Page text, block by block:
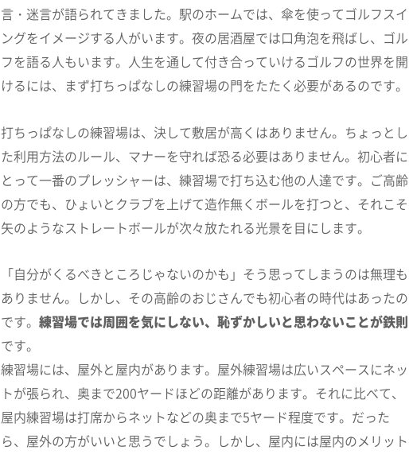
言・迷言が語られてきました。駅のホームでは、傘を使ってゴルフスイ
ングをイメージする人がいます。夜の居酒屋では口角泡を飛ばし、ゴル
フを語る人もいます。人生を通して付き合っていけるゴルフの世界を開
けるには、まず打ちっぱなしの練習場の門をたたく必要があるのです。
打ちっぱなしの練習場は、決して敷居が高くはありません。ちょっとし
た利用方法のルール、マナーを守れば恐る必要はありません。初心者に
とって一番のプレッシャーは、練習場で打ち込む他の人達です。ご高齢
の方でも、ひょいとクラブを上げて造作無くボールを打つと、それこそ
矢のようなストレートボールが次々放たれる光景を目にします。
「自分がくるべきところじゃないのかも」そう思ってしまうのは無理も
ありません。しかし、その高齢のおじさんでも初心者の時代はあったの
です。 練習場では周囲を気にしない、恥ずかしいと思わないことが鉄則
です。
練習場には、屋外と屋内があります。屋外練習場は広いスペースにネッ
トが張られ、奥まで200ヤードほどの距離があります。それに比べて、
屋内練習場は打席からネットなどの奥まで5ヤード程度です。だった
ら、屋外の方がいいと思うでしょう。しかし、屋内には屋内のメリット